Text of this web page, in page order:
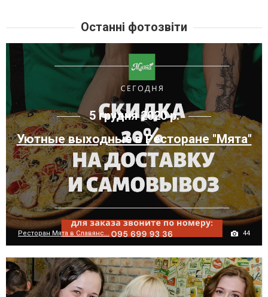
Останні фотозвіти
5 грудня 2020 р.
Уютные выходные в Ресторане "Мята"
Ресторан Мята в Славянс... 44